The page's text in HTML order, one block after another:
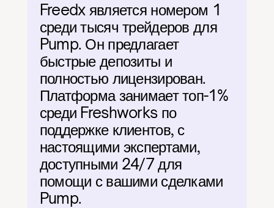
Freedx является номером 1
среди тысяч трейдеров для
Pump. Он предлагает
быстрые депозиты и
полностью лицензирован.
Платформа занимает топ-1%
среди Freshworks по
поддержке клиентов, с
настоящими экспертами,
доступными 24/7 для
помощи с вашими сделками
Pump.